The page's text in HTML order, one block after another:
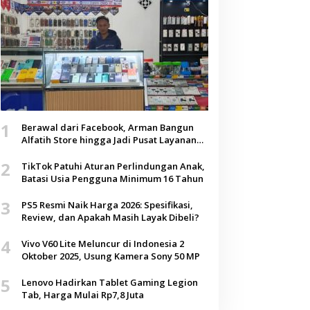
1
Berawal dari Facebook, Arman Bangun
Alfatih Store hingga Jadi Pusat Layanan
2
TikTok Patuhi Aturan Perlindungan Anak,
Batasi Usia Pengguna Minimum 16 Tahun
3
PS5 Resmi Naik Harga 2026: Spesifikasi,
Review, dan Apakah Masih Layak Dibeli?
4
Vivo V60 Lite Meluncur di Indonesia 2
Oktober 2025, Usung Kamera Sony 50 MP
5
Lenovo Hadirkan Tablet Gaming Legion
Tab, Harga Mulai Rp7,8 Juta